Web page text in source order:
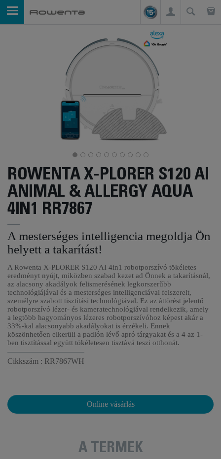
ROWENTA X-PLORER S120 AI
ANIMAL & ALLERGY AQUA
4IN1 RR7867
A mesterséges intelligencia megoldja Ön
helyett a takarítást!
A Rowenta X-PLORER S120 AI 4in1 robotporszívó tökéletes
eredményt nyújt, miközben szabad kezet ad Önnek a takarításnál,
az alacsony akadályok felismerésének legkorszerűbb
technológiájával és a mesterséges intelligenciával felszerelt,
személyre szabott tisztítási technológiával. Ez az áttörést jelentő
robotporszívó lézer- és kameratechnológiával rendelkezik, amely
a legtöbb hagyományos lézeres robotporszívóhoz képest akár a
33%-kal alacsonyabb akadályokat is érzékeli. Ennek
köszönhetően elkerüli a padlón lévő apró tárgyakat és a 4 az 1-
ben tisztítással együtt tökéletesen tisztává teszi otthonát.
Cikkszám : RR7867WH
Online vásárlás
A TERMÉK